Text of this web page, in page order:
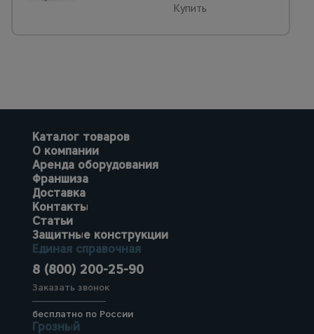
Купить
Каталог товаров
О компании
Аренда оборудования
Франшиза
Доставка
Контакты
Статьи
Защитные конструкции
Единая справочная
8 (800) 200-25-90
Заказать звонок
бесплатно по России
Грозный